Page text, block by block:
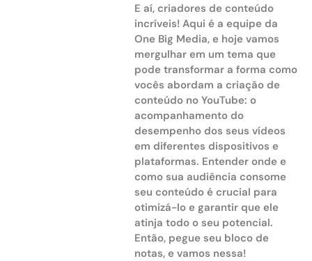
E aí, criadores de conteúdo
incríveis! Aqui é a equipe da
One Big Media, e hoje vamos
mergulhar em um tema que
pode transformar a forma como
vocês abordam a criação de
conteúdo no YouTube: o
acompanhamento do
desempenho dos seus vídeos
em diferentes dispositivos e
plataformas. Entender onde e
como sua audiência consome
seu conteúdo é crucial para
otimizá-lo e garantir que ele
atinja todo o seu potencial.
Então, pegue seu bloco de
notas, e vamos nessa!